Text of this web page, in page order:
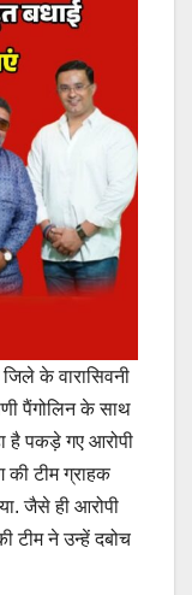
के वारासिवनी
पैंगोलिन के साथ
है पकड़े गए आरोपी
की टीम ग्राहक
जैसे ही आरोपी
टीम ने उन्हें दबोच